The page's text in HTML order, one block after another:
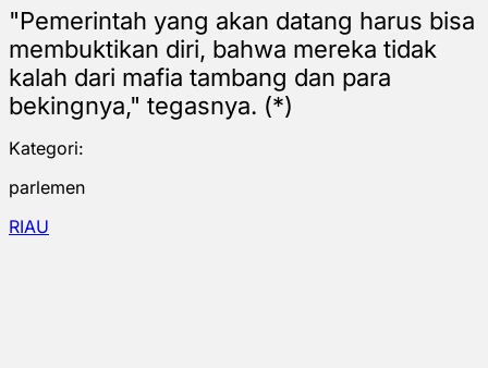
"Pemerintah yang akan datang harus bisa
membuktikan diri, bahwa mereka tidak
kalah dari mafia tambang dan para
bekingnya," tegasnya. (*)
Kategori:
parlemen
RIAU